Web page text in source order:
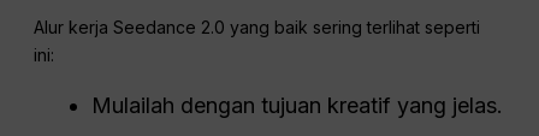
Alur kerja Seedance 2.0 yang baik sering terlihat seperti
ini:
Mulailah dengan tujuan kreatif yang jelas.